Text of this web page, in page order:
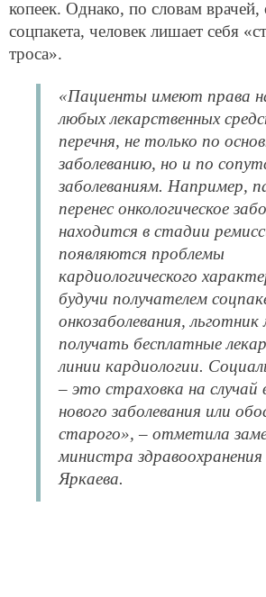
копеек. Однако, по словам врачей,
соцпакета, человек лишает себя
троса».
«Пациенты имеют права
любых лекарственных
перечня, не только по
заболеванию, но и по
заболеваниям. Например,
перенес онкологическое
находится в стадии
появляются проблемы
кардиологического
будучи получателем
онкозаболевания,
получать бесплатные
линии кардиологии.
– это страховка на случай
нового заболевания или
старого», – отметила
министра
Яркаева.